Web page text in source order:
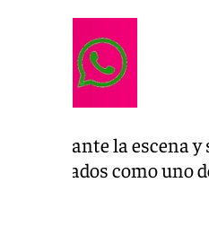
‘shock’ ante la escena
aficionados como uno